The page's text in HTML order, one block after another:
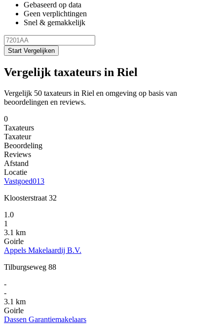
Gebaseerd op data
Geen verplichtingen
Snel & gemakkelijk
Start Vergelijken
Vergelijk taxateurs in Riel
Vergelijk 50 taxateurs in Riel en omgeving op basis van
beoordelingen en reviews.
0
Taxateurs
Taxateur
Beoordeling
Reviews
Afstand
Locatie
Vastgoed013
Kloosterstraat 32
1.0
1
3.1 km
Goirle
Appels Makelaardij B.V.
Tilburgseweg 88
-
-
3.1 km
Goirle
Dassen Garantiemakelaars